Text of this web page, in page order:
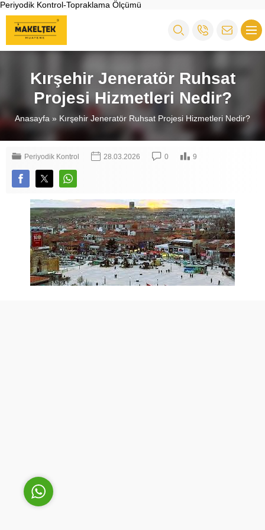
Periyodik Kontrol-Topraklama Ölçümü
Kırşehir Jeneratör Ruhsat
Projesi Hizmetleri Nedir?
Anasayfa » Kırşehir Jeneratör Ruhsat Projesi Hizmetleri Nedir?
Periyodik Kontrol 28.03.2026 0 9